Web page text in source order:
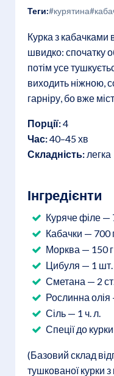
Теги:#курятина
Курка з кабачками
швидко: спочатку
потім усе
виходить ніжною,
гарніру, бо вже
Порції:4
Час:40–45 хв
Складність: легка
Інгредієнти
Куряче філе —
Кабачки — 700
Морква — 150 г
Цибуля — 1 шт.
Сметана — 2
Рослинна олія
Сіль — 1 ч. л.
Спеції до
(Базовий склад
тушкованої курки